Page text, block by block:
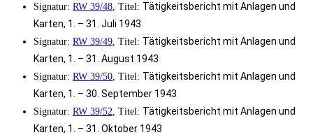
Signatur: RW 39/48, Titel: Tätigkeitsbericht mit Anlagen und
Karten, 1. – 31. Juli 1943
Signatur: RW 39/49, Titel: Tätigkeitsbericht mit Anlagen und
Karten, 1. – 31. August 1943
Signatur: RW 39/50, Titel: Tätigkeitsbericht mit Anlagen und
Karten, 1. – 30. September 1943
Signatur: RW 39/52, Titel: Tätigkeitsbericht mit Anlagen und
Karten, 1. – 31. Oktober 1943